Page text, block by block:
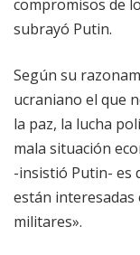
compromisos de
subrayó Putin.
Según su
ucraniano el que
la paz, la lucha
mala situación
-insistió Putin- es
están interesadas
militares».